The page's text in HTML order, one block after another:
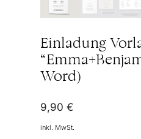
Einladung
Word)
9,90 €
inkl. MwSt.